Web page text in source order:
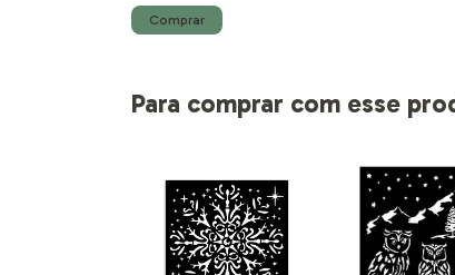
Para comprar com esse